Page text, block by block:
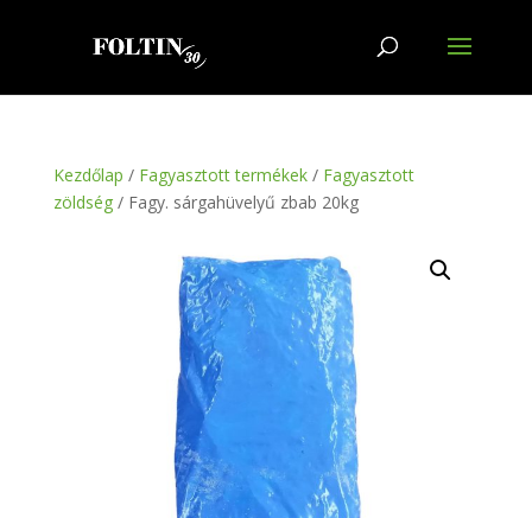
Kezdőlap / Fagyasztott termékek/ Fagyasztott
zöldség/ Fagy. sárgahüvelyű zbab 20kg